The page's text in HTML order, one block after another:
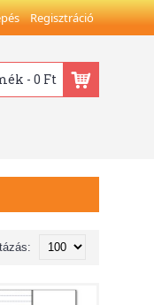
Regisztráció
- 0 Ft